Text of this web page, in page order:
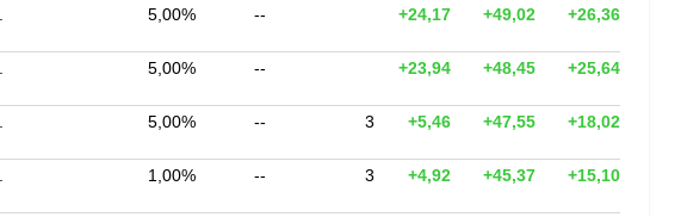
5,00% -- +24,17 +49,02 +26,36
5,00% -- +23,94 +48,45 +25,64
5,00% -- 3 +5,46 +47,55 +18,02
1,00% -- 3 +4,92 +45,37 +15,10